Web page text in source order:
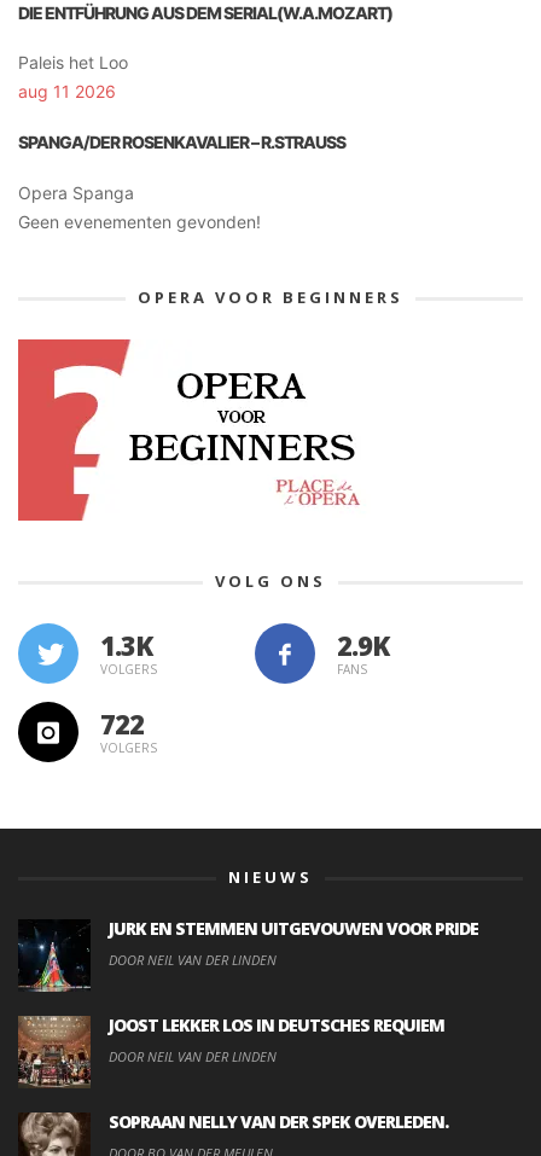
DIE ENTFÜHRUNG AUS DEM SERIAL(W.A.MOZART)
Paleis het Loo
aug 11 2026
SPANGA/DER ROSENKAVALIER – R.STRAUSS
Opera Spanga
Geen evenementen gevonden!
OPERA VOOR BEGINNERS
VOLG ONS
1.3K
VOLGERS FANS
722
VOLGERS
NIEUWS
JURK EN STEMMEN UITGEVOUWEN VOOR PRIDE
DOOR NEIL VAN DER LINDEN
JOOST LEKKER LOS IN DEUTSCHES REQUIEM
DOOR NEIL VAN DER LINDEN
SOPRAAN NELLY VAN DER SPEK OVERLEDEN.